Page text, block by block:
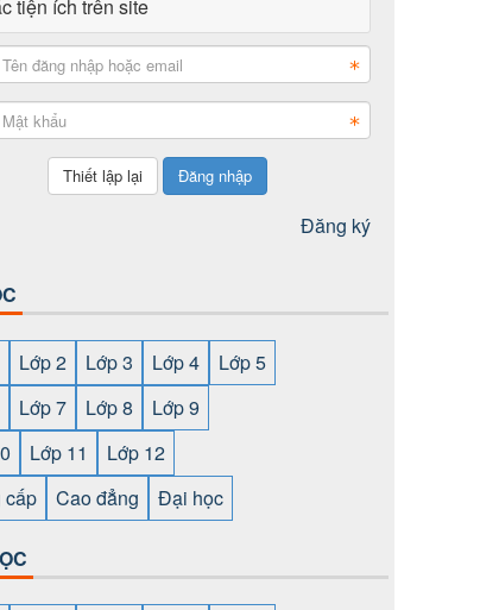
tiện ích trên site
Đăng nhập
Đăng ký
Lớp 2 Lớp 3 Lớp 4
Lớp 5
Lớp 7 Lớp 8
Lớp 9
Lớp 11
Lớp 12
cấp
Cao đẳng Đại học